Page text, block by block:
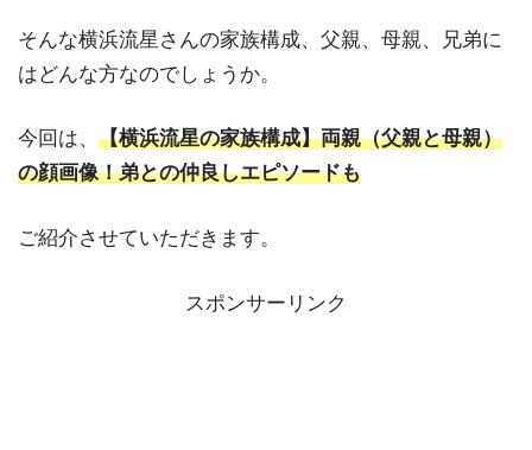
そんな横浜流星さんの家族構成、父親、母親、兄弟に
はどんな方なのでしょうか。
今回は、 【横浜流星の家族構成】両親（父親と母親）
の顔画像！弟との仲良しエピソードも
ご紹介させていただきます。
スポンサーリンク